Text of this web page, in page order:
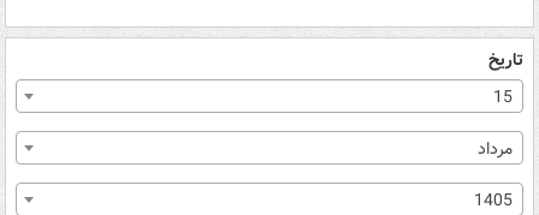
تاریخ
15
مرداد
1405